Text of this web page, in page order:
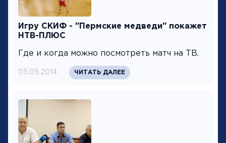
Игру СКИФ - "Пермские медведи" покажет
НТВ-ПЛЮС
Где и когда можно посмотреть матч на ТВ.
05.09.2014 ЧИТАТЬ ДАЛЕЕ